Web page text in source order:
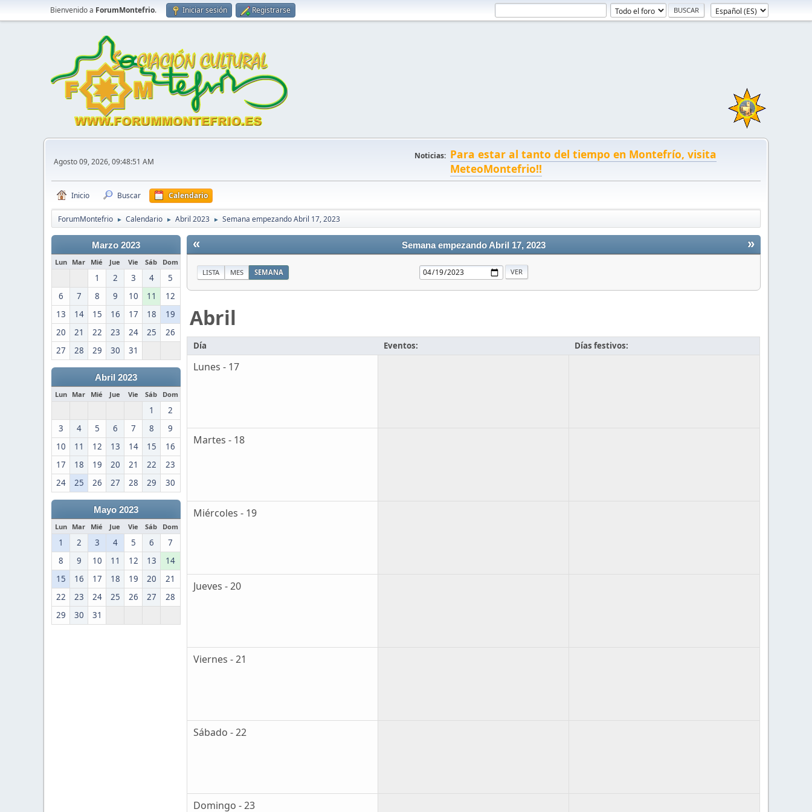
Bienvenido a ForumMontefrio. Iniciar sesión Registrarse
Agosto 09, 2026, 09:48:51 AM
Noticias: Para estar al tanto del tiempo en Montefrío, visita
MeteoMontefrio!!
Inicio Buscar Calendario
ForumMontefrio ► Calendario ► Abril 2023 ► Semana empezando Abril 17, 2023
Marzo 2023
Lun Mar Mié Jue Vie Sáb Dom
1 2 3 4
5
6
7 8 9 10 11
12
13
14 15 16 17 18
19
20
21 22 23 24 25
26
27
28 29 30 31
Abril 2023
Lun Mar Mié Jue Vie Sáb Dom
1
2
3
4 5 6 7 8
9
10
11 12 13 14 15
16
17
18 19 20 21 22
23
24
25 26 27 28 29 30
Mayo 2023
Lun Mar Mié Jue Vie Sáb Dom
1 2 3 4 5 6
7
8
9 10 11 12 13
14
15
16 17 18 19 20
21
22
23 24 25 26 27
28
29
30 31
« »
Semana empezando Abril 17, 2023
LISTA MES SEMANA
Abril
Día Eventos: Días festivos:
Lunes - 17
Martes - 18
Miércoles - 19
Jueves - 20
Viernes - 21
Sábado - 22
Domingo - 23